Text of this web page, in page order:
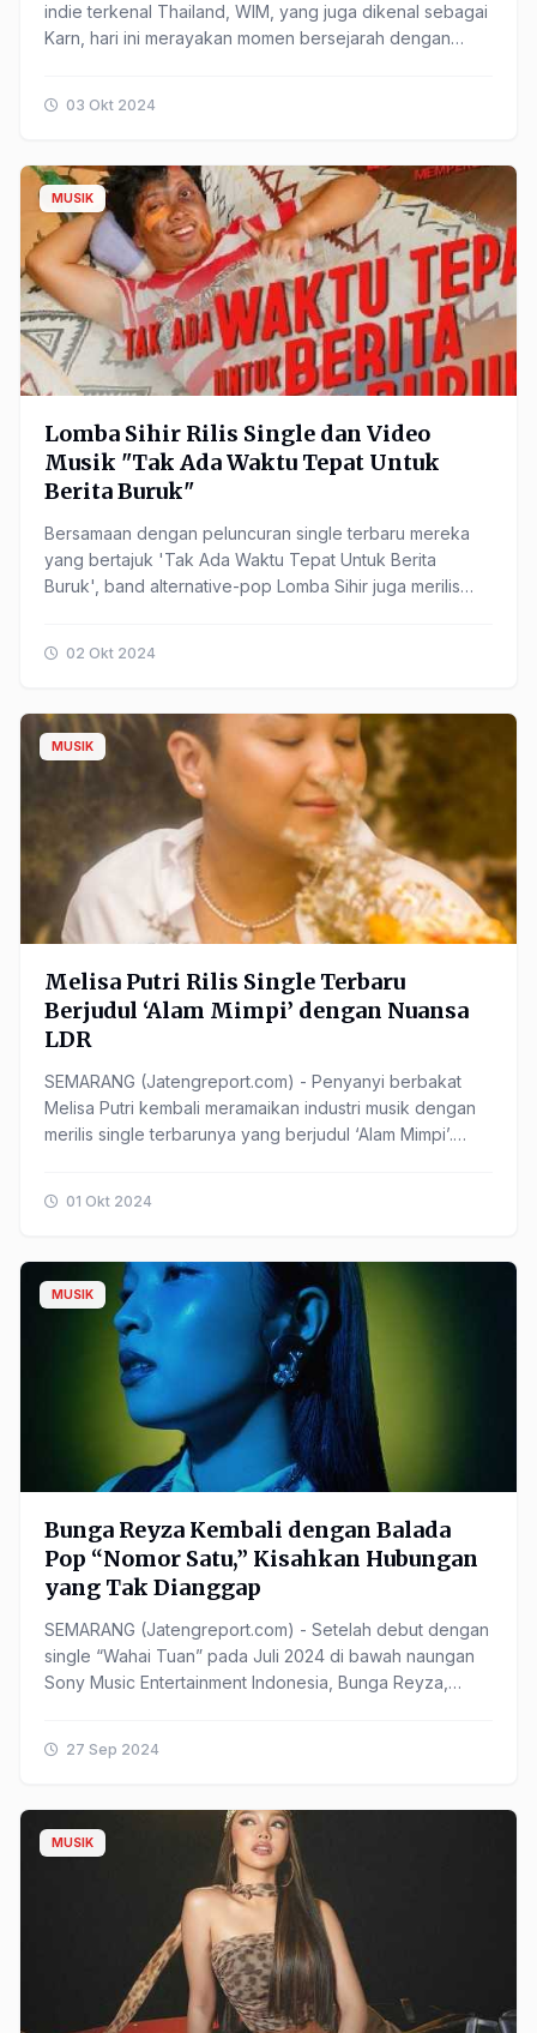
indie terkenal Thailand, WIM, yang juga dikenal sebagai
Karn, hari ini merayakan momen bersejarah dengan
03 Okt 2024
MUSIK
Lomba Sihir Rilis Single dan Video
Musik "Tak Ada Waktu Tepat Untuk
Berita Buruk"
Bersamaan dengan peluncuran single terbaru mereka
yang bertajuk 'Tak Ada Waktu Tepat Untuk Berita
Buruk', band alternative-pop Lomba Sihir juga merilis
02 Okt 2024
MUSIK
Melisa Putri Rilis Single Terbaru
Berjudul ‘Alam Mimpi’ dengan Nuansa
LDR
SEMARANG (Jatengreport.com) - Penyanyi berbakat
Melisa Putri kembali meramaikan industri musik dengan
merilis single terbarunya yang berjudul ‘Alam Mimpi’.
01 Okt 2024
MUSIK
Bunga Reyza Kembali dengan Balada
Pop “Nomor Satu,” Kisahkan Hubungan
yang Tak Dianggap
SEMARANG (Jatengreport.com) - Setelah debut dengan
single “Wahai Tuan” pada Juli 2024 di bawah naungan
Sony Music Entertainment Indonesia, Bunga Reyza,
27 Sep 2024
MUSIK